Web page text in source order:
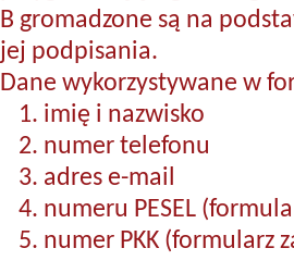
B gromadzone są na
jej podpisania.
Dane wykorzystywane w
imię i nazwisko
numer telefonu
adres e-mail
numeru PESEL
numer PKK (formularz